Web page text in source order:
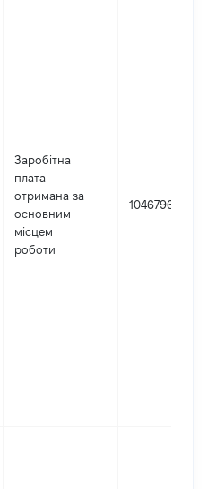
Заробітна
плата
отримана за
основним
місцем
роботи
1046796